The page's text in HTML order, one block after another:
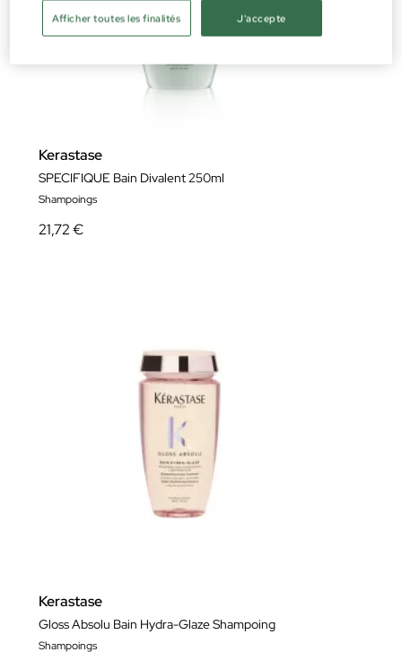
Kerastase
SPECIFIQUE Bain Divalent 250ml
Shampoings
21,72 €
Kerastase
Gloss Absolu Bain Hydra-Glaze Shampoing
Shampoings
J'accepte
Afficher toutes les finalités